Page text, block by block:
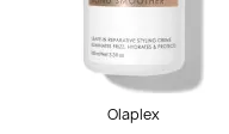
Olaplex